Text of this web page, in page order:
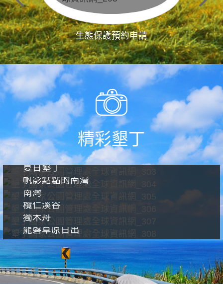
生態保護預約申請
精彩墾丁
夏日墾丁
帆影點點的南灣
南灣
欖仁溪谷
獨木舟
龍磐草原日出